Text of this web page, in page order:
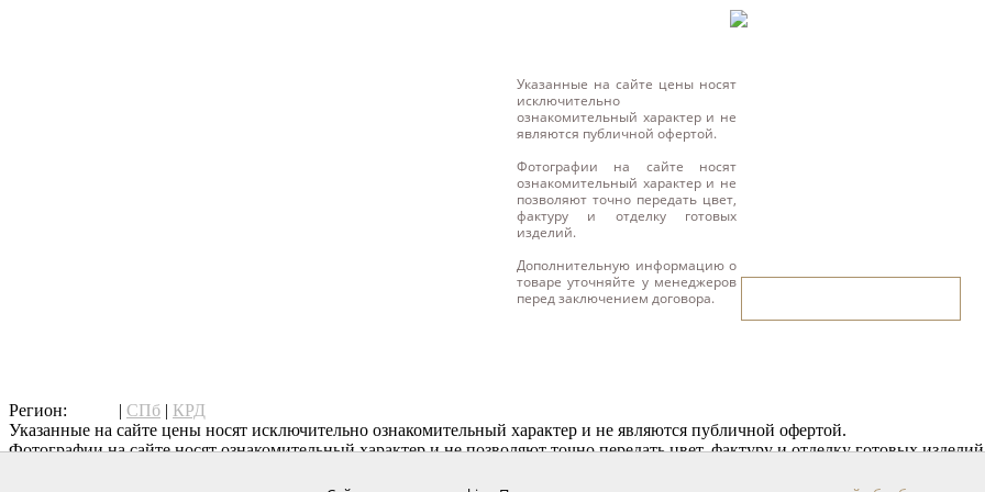
Указанные на сайте цены носят
исключительно
ознакомительный характер и не
являются публичной офертой.
Фотографии на сайте носят
ознакомительный характер и не
позволяют точно передать цвет,
фактуру и отделку готовых
изделий.
Дополнительную информацию о
товаре уточняйте у менеджеров
перед заключением договора.
Регион: | СПб | КРД
Указанные на сайте цены носят исключительно ознакомительный характер и не являются публичной офертой.
Фотографии на сайте носят ознакомительный характер и не позволяют точно передать цвет, фактуру и отделку готовых